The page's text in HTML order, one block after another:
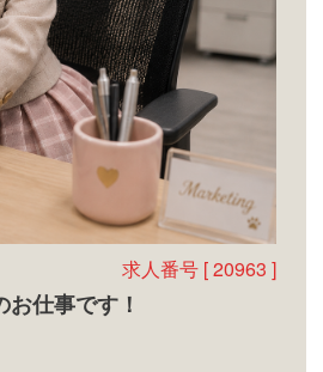
求人番号 [ 20963 ]
仕事です！